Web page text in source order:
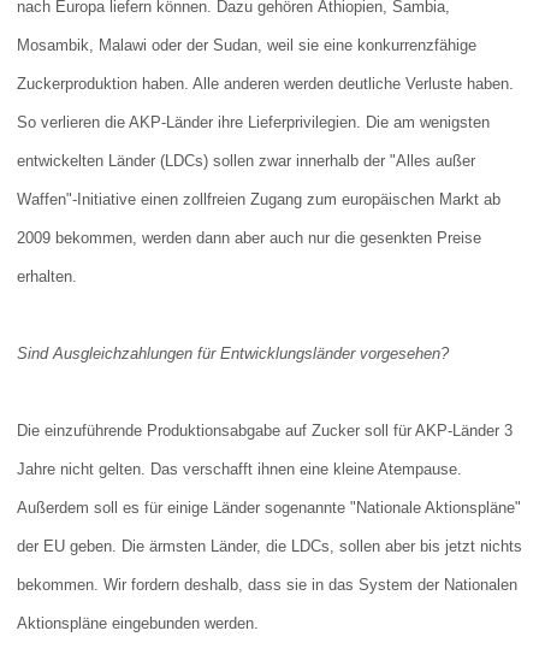
nach Europa liefern können. Dazu gehören Äthiopien, Sambia,
Mosambik, Malawi oder der Sudan, weil sie eine konkurrenzfähige
Zuckerproduktion haben. Alle anderen werden deutliche Verluste haben.
So verlieren die AKP-Länder ihre Lieferprivilegien. Die am wenigsten
entwickelten Länder (LDCs) sollen zwar innerhalb der "Alles außer
Waffen"-Initiative einen zollfreien Zugang zum europäischen Markt ab
2009 bekommen, werden dann aber auch nur die gesenkten Preise
erhalten.
Sind Ausgleichzahlungen für Entwicklungsländer vorgesehen?
Die einzuführende Produktionsabgabe auf Zucker soll für AKP-Länder 3
Jahre nicht gelten. Das verschafft ihnen eine kleine Atempause.
Außerdem soll es für einige Länder sogenannte "Nationale Aktionspläne"
der EU geben. Die ärmsten Länder, die LDCs, sollen aber bis jetzt nichts
bekommen. Wir fordern deshalb, dass sie in das System der Nationalen
Aktionspläne eingebunden werden.